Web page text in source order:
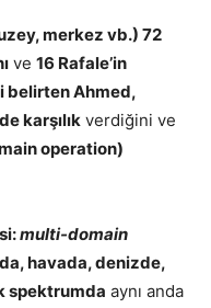
merkez vb.) 72
ve 16 Rafale’in
belirten Ahmed,
karşılık verdiğini ve
operation)
multi-domain
havada, denizde,
spektrumda aynı anda